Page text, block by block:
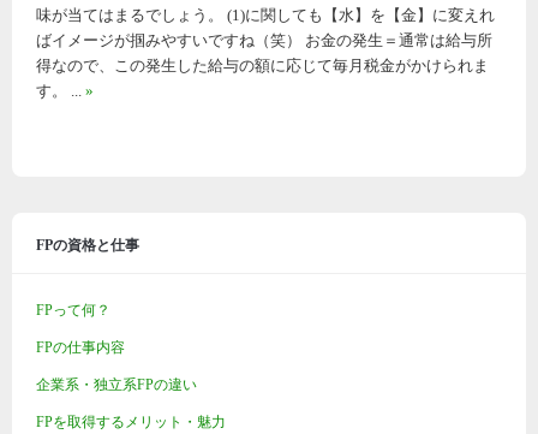
味が当てはまるでしょう。 (1)に関しても【水】を【金】に変えれ
ばイメージが掴みやすいですね（笑） お金の発生＝通常は給与所
得なので、この発生した給与の額に応じて毎月税金がかけられま
す。 ... »
FPの資格と仕事
FPって何？
FPの仕事内容
企業系・独立系FPの違い
FPを取得するメリット・魅力